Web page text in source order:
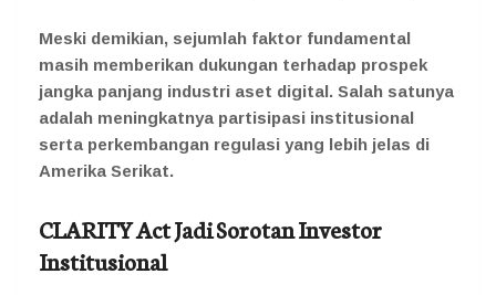
Meski demikian, sejumlah faktor fundamental
masih memberikan dukungan terhadap prospek
jangka panjang industri aset digital. Salah satunya
adalah meningkatnya partisipasi institusional
serta perkembangan regulasi yang lebih jelas di
Amerika Serikat.
CLARITY Act Jadi Sorotan Investor
Institusional